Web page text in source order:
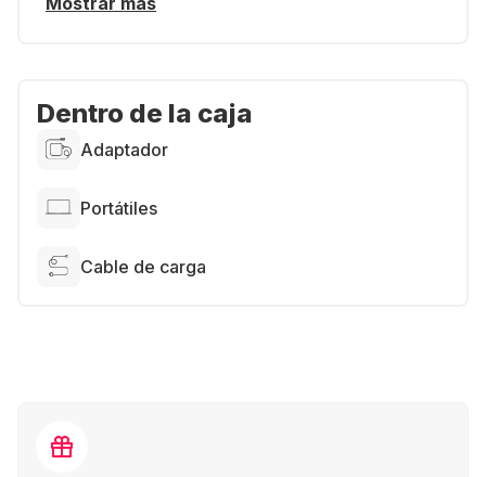
Dentro de la caja
Adaptador
Portátiles
Cable de carga